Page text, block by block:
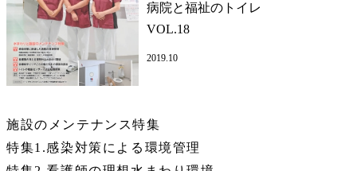
病院と福祉のトイレ
VOL.18
2019.10
施設のメンテナンス特集
特集1.感染対策による環境管理